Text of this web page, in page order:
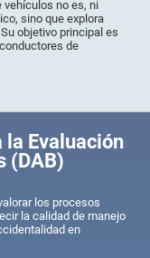
vehículos no es, ni
sino que explora
objetivo principal es
de
Evaluación
(DAB)
los procesos
la calidad de manejo
en